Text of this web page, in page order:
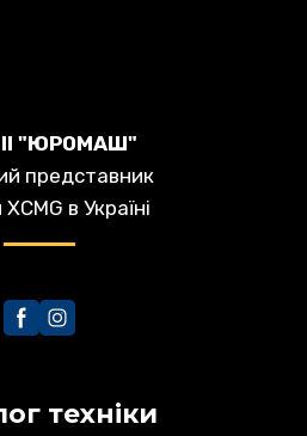
"ЮРОМАШ"
представник
в Україні
техніки